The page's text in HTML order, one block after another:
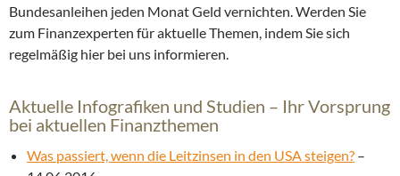
Bundesanleihen jeden Monat Geld vernichten. Werden Sie
zum Finanzexperten für aktuelle Themen, indem Sie sich
regelmäßig hier bei uns informieren.
Aktuelle Infografiken und Studien – Ihr Vorsprung
bei aktuellen Finanzthemen
Was passiert, wenn die Leitzinsen in den USA steigen? –